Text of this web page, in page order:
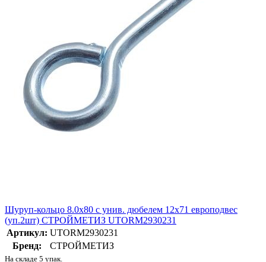
Шуруп-кольцо 8.0х80 с унив. дюбелем 12х71 европодвес
(уп.2шт) СТРОЙМЕТИЗ UTORM2930231
Артикул: UTORM2930231
Бренд:
СТРОЙМЕТИЗ
На складе 5 упак.